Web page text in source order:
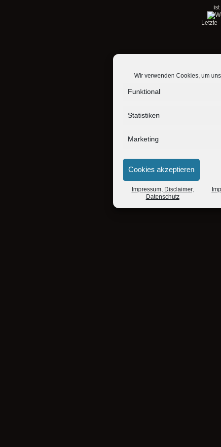
Wir verwenden Cookies, um
Funktional
Statistiken
Marketing
Cookies akzeptieren
Impressum, Disclaimer,
Datenschutz
ist
Letzte